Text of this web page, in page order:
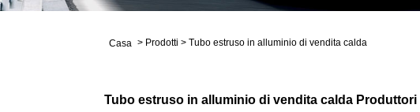
Casa > Prodotti > Tubo estruso in alluminio di vendita calda
Tubo estruso in alluminio di vendita calda Produttori